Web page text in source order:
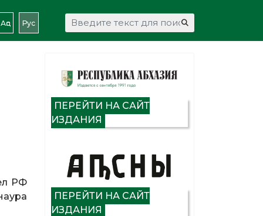
Аԥс Рус Искать...
РФ
ПЕРЕЙТИ НА САЙТ
ИЗДАНИЯ
ПЕРЕЙТИ НА САЙТ
ИЗДАНИЯ